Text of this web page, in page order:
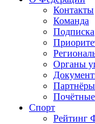
Контакты
Команда
Подписка
Органы
Спорт
Рейтинг